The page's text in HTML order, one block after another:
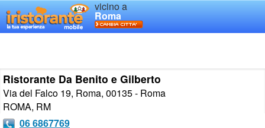
vicino a
Roma
Ristorante Da Benito e Gilberto
Via del Falco 19, Roma, 00135 - Roma
ROMA, RM
06 6867769